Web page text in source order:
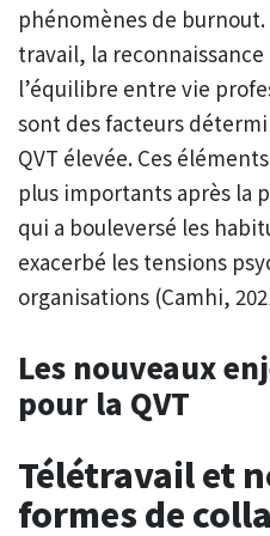
phénomènes de
travail, la
l’équilibre entre vie
sont des facteurs
QVT élevée. Ces
plus importants après la
qui a bouleversé les
exacerbé les tensions
organisations (Camhi,
Les nouveaux
pour la QVT
Télétravail et
formes de